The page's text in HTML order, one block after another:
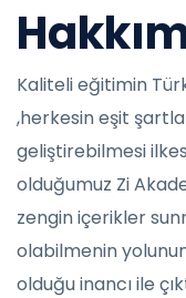
Kaliteli eğitimin
,herkesin eşit
geliştirebilmesi
olduğumuz Zi
zengin içerikler
olabilmenin
olduğu inancı ile